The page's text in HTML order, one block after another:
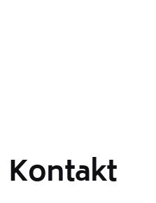
Kontakt